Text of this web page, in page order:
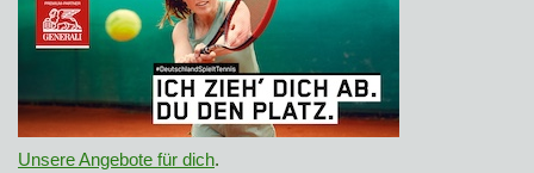
Unsere Angebote für dich.